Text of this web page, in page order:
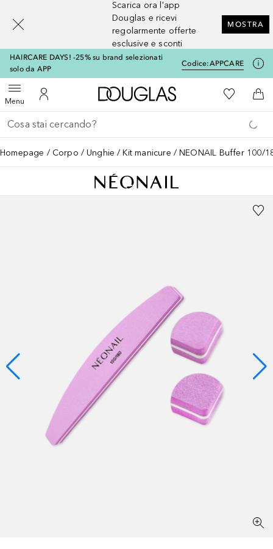
Scarica ora l'app
Douglas e ricevi
regolarmente offerte
esclusive e sconti
MOSTRA
HAIRCARE DAYS! -25% su brand selezionati
solo da APP
Codice:APPCARE
MenuApri menuAl Mio Account
A Douglas HomeAlla Mia
Al
Torna indietro
Esegui ricerca
Homepage Corpo Unghie Kit manicure NEONAIL Buffer 100/
[navigation.slideout.screenreader]